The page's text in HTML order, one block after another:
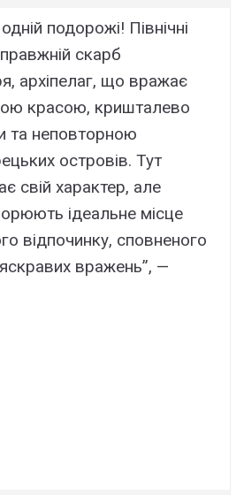
подорожі! Північні
скарб
архіпелаг, що вражає
красою, кришталево
та неповторною
островів. Тут
свій характер, але
ідеальне місце
відпочинку, сповненого
вражень”, —